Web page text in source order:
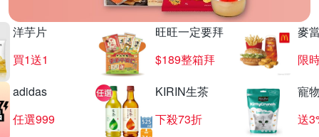
洋芋片
買1送1
旺旺一定要拜
$189整箱拜
麥
限
adidas
任選999
KIRIN生茶
下殺73折
寵
送